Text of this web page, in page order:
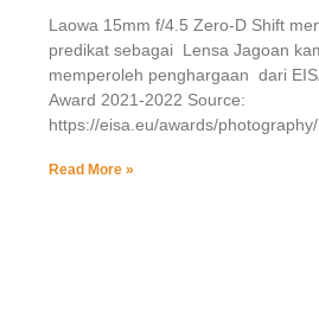
Laowa 15mm f/4.5 Zero-D Shift
predikat sebagai Lensa Jagoan
memperoleh penghargaan dari
Award 2021-2022 Source:
https://eisa.eu/awards/photography/
Read More »